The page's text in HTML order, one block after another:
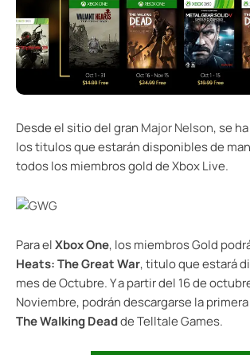
Desde el sitio del gran Major Nelson, se
los titulos que estarán disponibles de
todos los miembros gold de Xbox Live.
Para elXbox One, los miembros Gold
Heats: The Great War, titulo que estará
mes de Octubre. Y a partir del 16 de
Noviembre, podrán descargarse la
The Walking Deadde Telltale Games.